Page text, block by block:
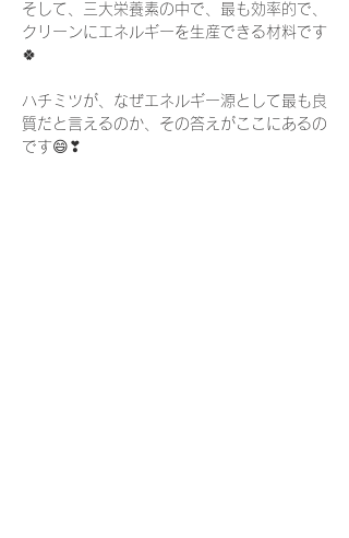
そして、三大栄養素の中で、最も効率的で、
クリーンにエネルギーを生産できる材料です
🍀
ハチミツが、なぜエネルギー源として最も良
質だと言えるのか、その答えがここにあるの
です😄❣